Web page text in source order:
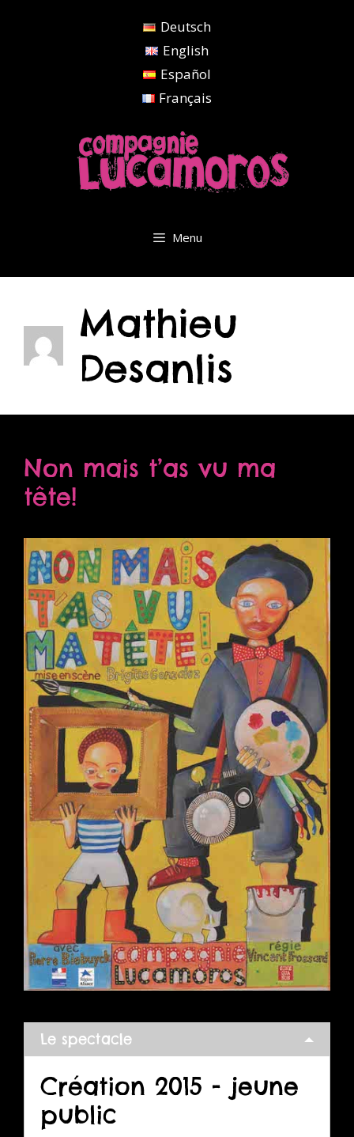
Deutsch
English
Español
Français
Menu
Mathieu
Desanlis
Non mais t’as vu ma
tête!
Le spectacle
Création 2015 - jeune
public